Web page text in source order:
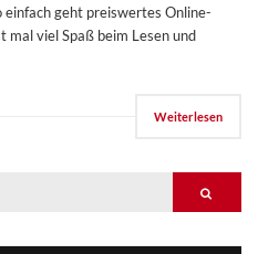
einfach geht preiswertes Online-
mal viel Spaß beim Lesen und
Weiterlesen